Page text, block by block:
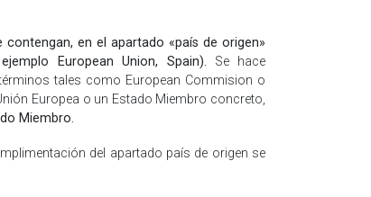
en el apartado «país de origen»
European Union, Spain). Se hace
tales como European Commision o
Europea o un Estado Miembro concreto,
Miembro.
del apartado país de origen se